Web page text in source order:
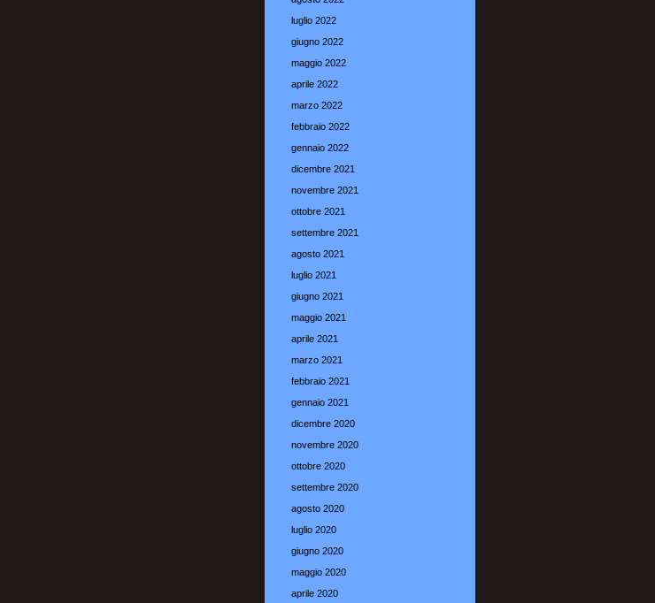
luglio 2022
giugno 2022
maggio 2022
aprile 2022
marzo 2022
febbraio 2022
gennaio 2022
dicembre 2021
novembre 2021
ottobre 2021
settembre 2021
agosto 2021
luglio 2021
giugno 2021
maggio 2021
aprile 2021
marzo 2021
febbraio 2021
gennaio 2021
dicembre 2020
novembre 2020
ottobre 2020
settembre 2020
agosto 2020
luglio 2020
giugno 2020
maggio 2020
aprile 2020